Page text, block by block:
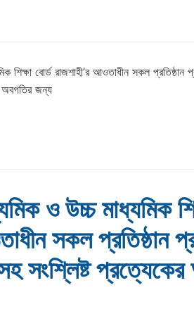
শিক্ষা বোর্ড রাজশাহী’র আওতাধীন সকল প্রতিষ্ঠান
অবগতির জন্য
ও উচ্চ মাধ্যমিক
সকল প্রতিষ্ঠান
সংশ্লিষ্ট